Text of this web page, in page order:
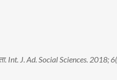
Int. J. Ad. Social Sciences. 2018;